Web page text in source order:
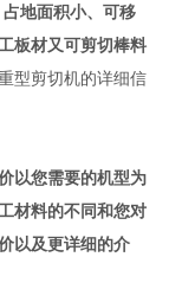
地面积小、可移
板材又可剪切棒料
型剪切机的详细信
以您需要的机型为
材料的不同和您对
以及更详细的介